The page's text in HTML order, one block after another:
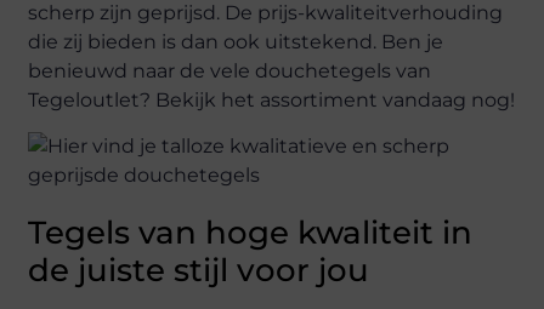
scherp zijn geprijsd. De prijs-kwaliteitverhouding
die zij bieden is dan ook uitstekend. Ben je
benieuwd naar de vele douchetegels van
Tegeloutlet? Bekijk het assortiment vandaag nog!
Tegels van hoge kwaliteit in
de juiste stijl voor jou